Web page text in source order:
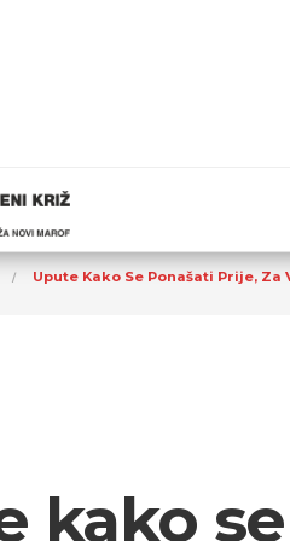
Upute Kako Se Ponašati Prije,
kako